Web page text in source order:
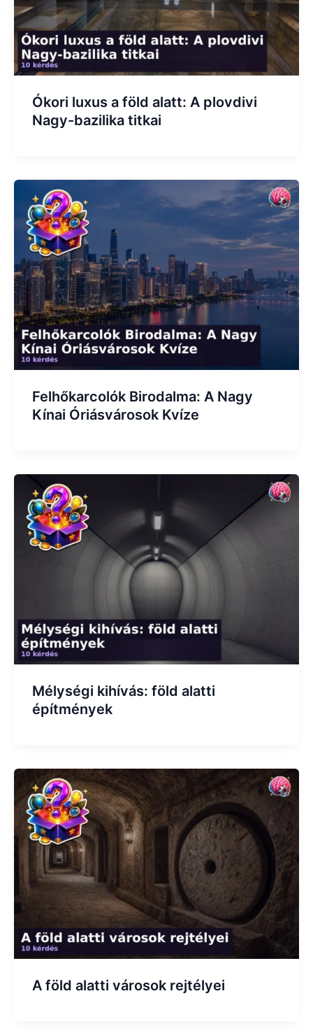
Ókori luxus a föld alatt: A plovdivi
Nagy-bazilika titkai
Felhőkarcolók Birodalma: A Nagy
Kínai Óriásvárosok Kvíze
Mélységi kihívás: föld alatti
építmények
A föld alatti városok rejtélyei